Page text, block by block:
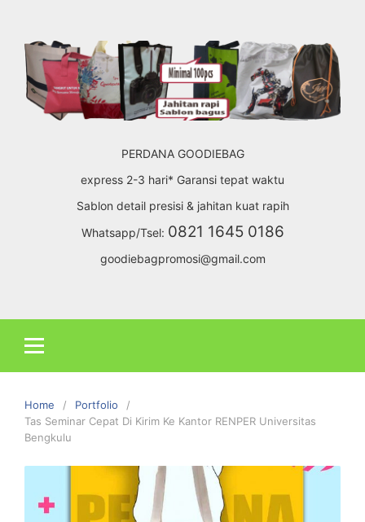
content
PERDANA GOODIEBAG
express 2-3 hari* Garansi tepat waktu
Sablon detail presisi & jahitan kuat rapih
Whatsapp/Tsel: 0821 1645 0186
goodiebagpromosi@gmail.com
Home
Portfolio
Tas Seminar Cepat Di Kirim Ke Kantor RENPER Universitas
Bengkulu